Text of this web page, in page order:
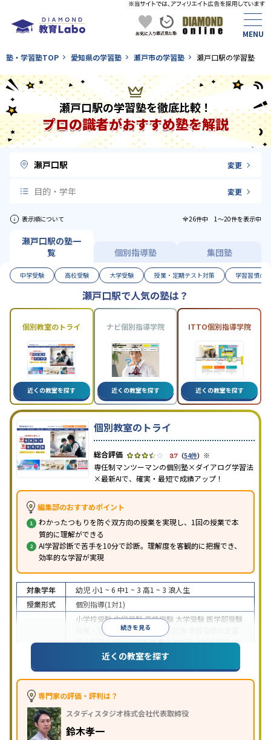
塾・学習塾TOP 愛知県の学習塾 瀬戸市の学習塾 瀬戸口駅の学習塾
瀬戸口駅の学習塾を徹底比較！
プロの識者がおすすめ塾を解説
瀬戸口駅 変更
目的・学年 変更
表示順について 全26件中 1〜20件を表示中
瀬戸口駅の塾一
覧
個別指導塾 集団塾
中学受験 高校受験 大学受験 授業・定期テスト対策 学習習慣の
瀬戸口駅で人気の塾は？
個別教室のトライ
近くの教室を探す
ナビ個別指導学院
近くの教室を探す
ITTO個別指導学院
近くの教室を探す
個別教室のトライ
3.7 （54件） ※
専任制マンツーマンの個別塾×ダイアログ学習法
×最新AIで、確実・最短で成績アップ！
編集部のおすすめポイント
わかったつもりを防ぐ双方向の授業を実現し、1回の授業で本
質的に理解ができる
AI学習診断で苦手を10分で診断。理解度を客観的に把握でき、
効率的な学習が実現
続きを見る
対象学年 幼児 小1 ~ 6 中1 ~ 3 高1 ~ 3 浪人生
授業形式
個別指導(1対1)
小学校受験中学受験高校受験 大学受験 医学部受験
授業・定期テスト対策
内申点対策
総合型選抜(旧AO)対策推薦入試対策学校別特化対
国公立大対策私大対策 共通テスト対策
語・英会話特化対策その他科目別特化対策
特徴
中高一貫校生に対応
応
学習にPC・タブレットを利用
科目から受講可能季節講習のみの受講可
の子どもに対応
近くの教室を探す
専門家の評価・評判は？
スタディスタジオ株式会社代表取締役
鈴木孝一